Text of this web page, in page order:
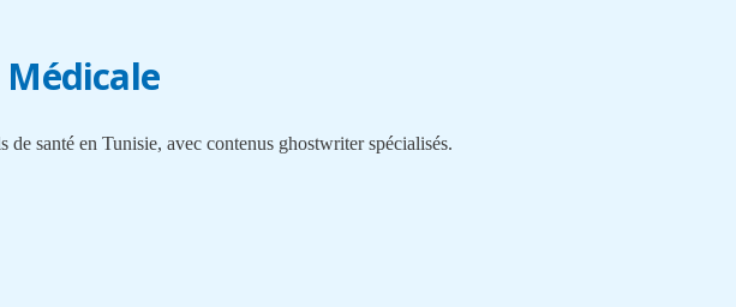
santé en Tunisie, avec contenus ghostwriterspécialisés.